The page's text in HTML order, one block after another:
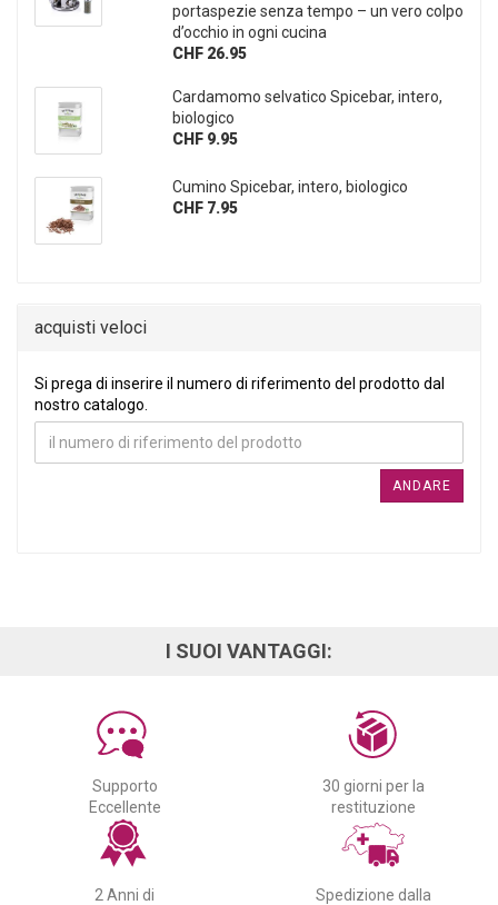
portaspezie senza tempo – un vero colpo
d’occhio in ogni cucina
CHF 26.95
Cardamomo selvatico Spicebar, intero,
biologico
CHF 9.95
Cumino Spicebar, intero, biologico
CHF 7.95
acquisti veloci
SI PREGA DI INSERIRE IL NUMERO DI RIFERIMENTO DEL
Si prega di inserire il numero di riferimento del prodotto dal
nostro catalogo.
ANDARE
I SUOI VANTAGGI:
Supporto
Eccellente
30 giorni per la
restituzione
2 Anni di
Spedizione dalla